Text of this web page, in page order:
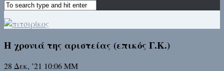
Η χρονιά της αριστείας (επικός Γ.Κ.)
28 Δεκ, ’21 10:06 ΜΜ